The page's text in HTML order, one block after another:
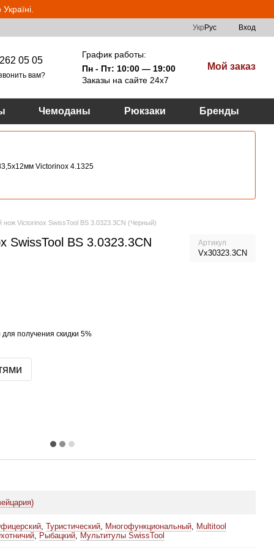
Укр Рус Вход
05 05
вам?
График работы:
Пн - Пт: 10:00 — 19:00
Заказы на сайте 24х7
Мой заказ
Чемоданы Рюкзаки Бренды
Victorinox 4.1325
нож Victorinox SwissTool BS 3.0323.3CN (Черный)
SwissTool BS 3.0323.3CN
Артикул
Vx30323.3CN
для получения скидки 5%
, Туристический, Многофункциональный, Multitool
, Рыбацкий, Мультитулы SwissTool